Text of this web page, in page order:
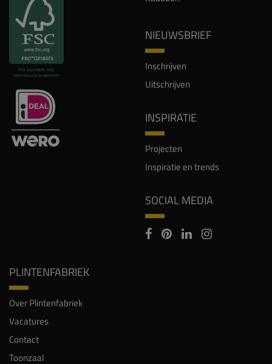
NIEUWSBRIEF
Inschrijven
Uitschrijven
INSPIRATIE
Projecten
Inspiratie en trends
SOCIAL MEDIA
PLINTENFABRIEK
Over Plintenfabriek
Vacatures
Contact
Toonzaal